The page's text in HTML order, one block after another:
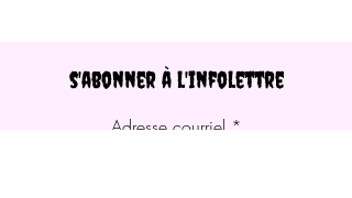
s'abonner à l'infolettre
Adresse courriel